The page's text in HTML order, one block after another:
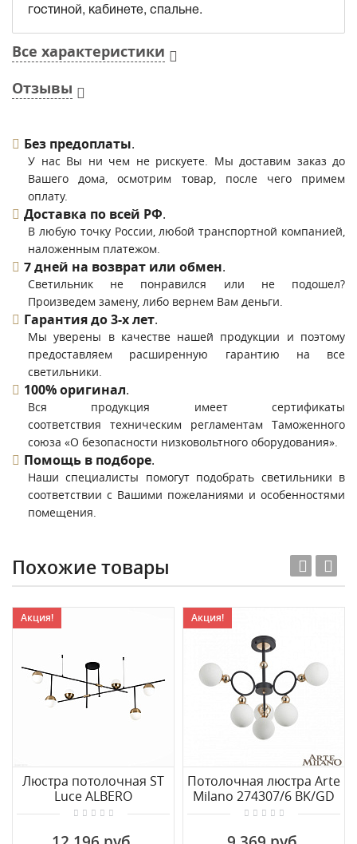
гостиной, кабинете, спальне.
Все характеристики
Отзывы
Без предоплаты.
У нас Вы ни чем не рискуете. Мы доставим заказ до
Вашего дома, осмотрим товар, после чего примем
оплату.
Доставка по всей РФ.
В любую точку России, любой транспортной компанией,
наложенным платежом.
7 дней на возврат или обмен.
Светильник не понравился или не подошел?
Произведем замену, либо вернем Вам деньги.
Гарантия до 3-х лет.
Мы уверены в качестве нашей продукции и поэтому
предоставляем расширенную гарантию на все
светильники.
100% оригинал.
Вся продукция имеет сертификаты
соответствия техническим регламентам Таможенного
союза «О безопасности низковольтного оборудования».
Помощь в подборе.
Наши специалисты помогут подобрать светильники в
соответствии с Вашими пожеланиями и особенностями
помещения.
Похожие товары
Акция!
Люстра потолочная ST
Luce ALBERO
SL1507.422.06
Акция!
Потолочная люстра Arte
Milano 274307/6 BK/GD